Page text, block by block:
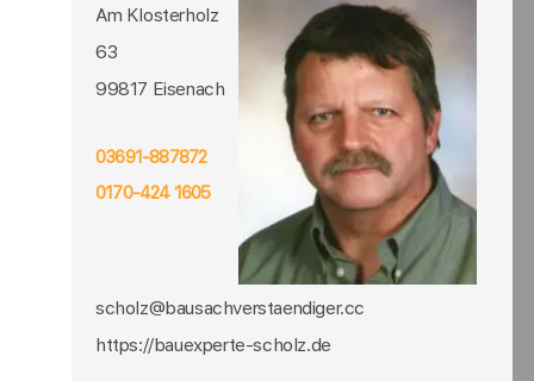
Am Klosterholz
63
99817 Eisenach
03691-887872
0170-424 1605
scholz@bausachverstaendiger.cc
https://bauexperte-scholz.de